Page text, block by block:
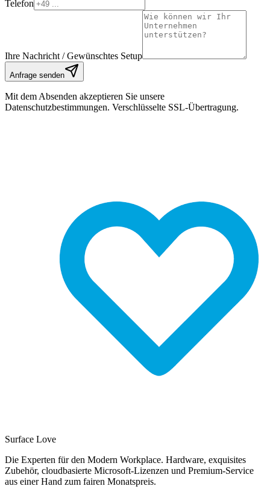
Telefon
Ihre Nachricht / Gewünschtes Setup
Anfrage senden
Mit dem Absenden akzeptieren Sie unsere
Datenschutzbestimmungen. Verschlüsselte SSL-Übertragung.
Surface Love
Die Experten für den Modern Workplace. Hardware, exquisites
Zubehör, cloudbasierte Microsoft-Lizenzen und Premium-Service
aus einer Hand zum fairen Monatspreis.